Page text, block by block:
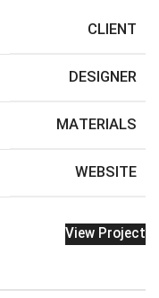
CLIENT
DESIGNER
MATERIALS
WEBSITE
View Project